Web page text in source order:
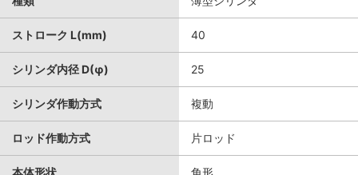
ストローク L(mm) 40
シリンダ内径 D(φ) 25
シリンダ作動方式 複動
ロッド作動方式 片ロッド
本体形状 角形